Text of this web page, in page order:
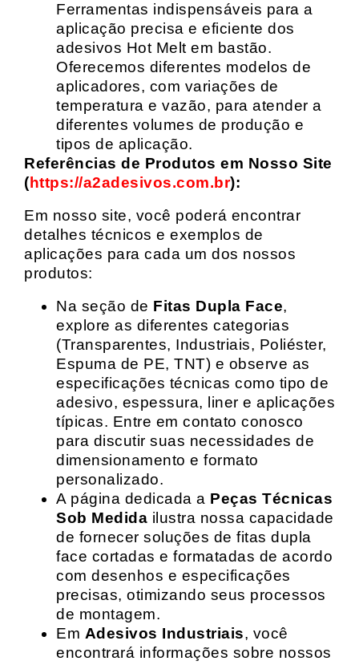
Ferramentas indispensáveis para a
aplicação precisa e eficiente dos
adesivos Hot Melt em bastão.
Oferecemos diferentes modelos de
aplicadores, com variações de
temperatura e vazão, para atender a
diferentes volumes de produção e
tipos de aplicação.
Referências de Produtos em Nosso Site
(https://a2adesivos.com.br):
Em nosso site, você poderá encontrar
detalhes técnicos e exemplos de
aplicações para cada um dos nossos
produtos:
Na seção de Fitas Dupla Face,
explore as diferentes categorias
(Transparentes, Industriais, Poliéster,
Espuma de PE, TNT) e observe as
especificações técnicas como tipo de
adesivo, espessura, liner e aplicações
típicas. Entre em contato conosco
para discutir suas necessidades de
dimensionamento e formato
personalizado.
A página dedicada a Peças Técnicas
Sob Medida ilustra nossa capacidade
de fornecer soluções de fitas dupla
face cortadas e formatadas de acordo
com desenhos e especificações
precisas, otimizando seus processos
de montagem.
Em Adesivos Industriais, você
encontrará informações sobre nossos